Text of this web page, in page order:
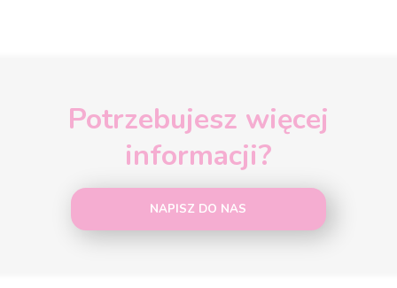
Potrzebujesz więcej
informacji?
NAPISZ DO NAS